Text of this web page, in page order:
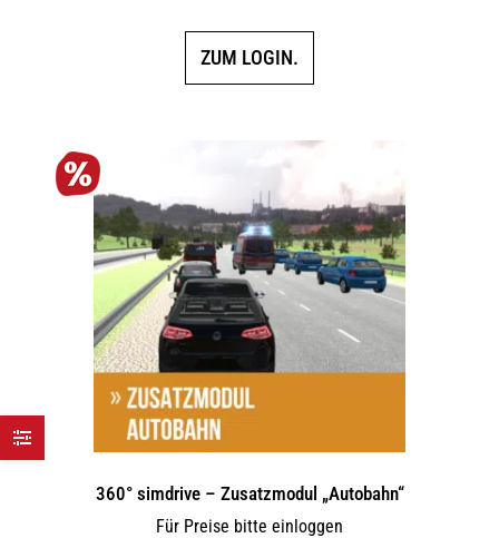
ZUM LOGIN.
360° simdrive – Zusatzmodul „Autobahn“
Für Preise bitte einloggen